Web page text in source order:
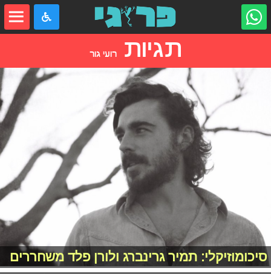
תגיותרועי גור
סיכומוזיקלי: תמיר גרינברג ולורן פלד משחררים